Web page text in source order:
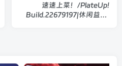
速速上菜！/PlateUp!
Build.22679197|休闲益智|